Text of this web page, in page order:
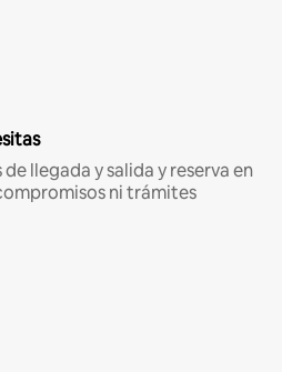
llegada y salida y reserva en
ni trámites